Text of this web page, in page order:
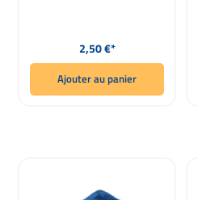
Prix régulier :
2,50 €*
Ajouter au panier